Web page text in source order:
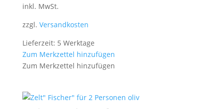
inkl. MwSt.
zzgl. Versandkosten
Lieferzeit: 5 Werktage
Zum Merkzettel hinzufügen
Zum Merkzettel hinzufügen